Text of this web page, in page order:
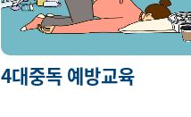
4대중독 예방교육